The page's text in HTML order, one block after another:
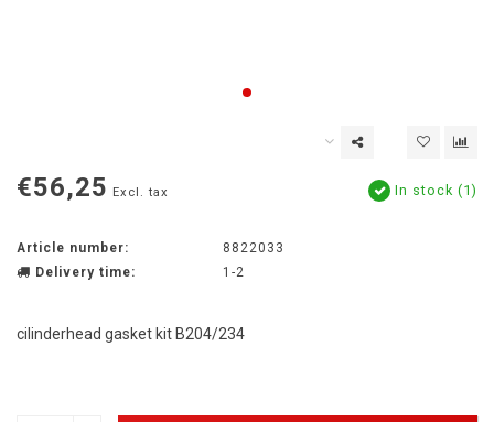
€56,25 Excl. tax In stock (1)
Article number:
8822033
Delivery time:
1-2
cilinderhead gasket kit B204/234